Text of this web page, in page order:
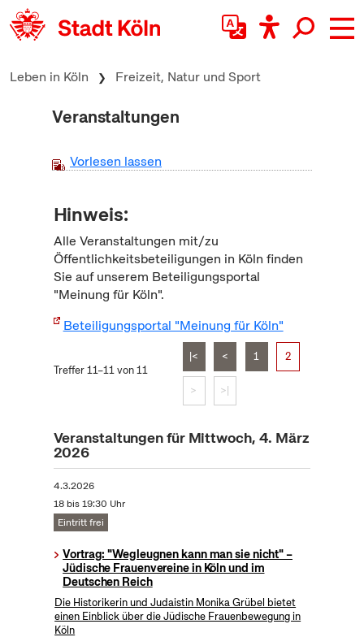
zum Inhalt springen
Leben in Köln Freizeit, Natur und Sport
Veranstaltungen
Vorlesen lassen
Hinweis:
Alle Veranstaltungen mit/zu
Öffentlichkeitsbeteiligungen in Köln finden
Sie auf unserem Beteiligungsportal
"Meinung für Köln".
Beteiligungsportal "Meinung für Köln"
Treffer 11–11 von 11
|< < 1 2
> >|
Veranstaltungen für Mittwoch, 4. März
2026
4.3.2026
18 bis 19:30 Uhr
Eintritt frei
Vortrag: "Wegleugnen kann man sie nicht" –
Jüdische Frauenvereine in Köln und im
Deutschen Reich
Die Historikerin und Judaistin Monika Grübel bietet
einen Einblick über die Jüdische Frauenbewegung in
Köln